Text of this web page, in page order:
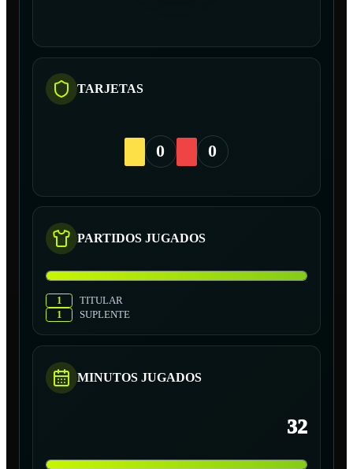
TARJETAS
0 0
PARTIDOS JUGADOS
1
TITULAR
1
SUPLENTE
MINUTOS JUGADOS
32